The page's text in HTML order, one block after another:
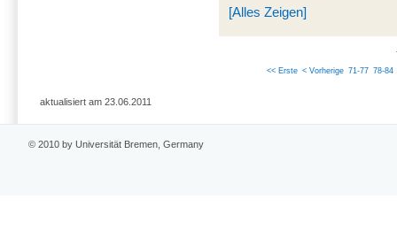
[Alles Zeigen]
<< Erste < Vorherige 71-77 78-84
aktualisiert am 23.06.2011
© 2010 by Universität Bremen, Germany